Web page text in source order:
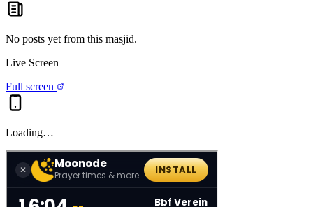
No posts yet from this masjid.
Live Screen
Full screen
Loading…